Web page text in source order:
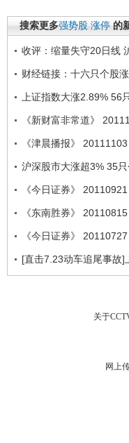
搜索更多强势股 涨停 的
收评：缩量失守20日线
财经链接：十六只个股
上证指数大涨2.89% 56
《新财富非常道》
《津晨播报》 20111103
沪深股市大涨超3% 35
《今日证券》 20110921
《东南胜券》 20110815
《今日证券》 20110727
[直击7.23动车追尾事故
关于
网上